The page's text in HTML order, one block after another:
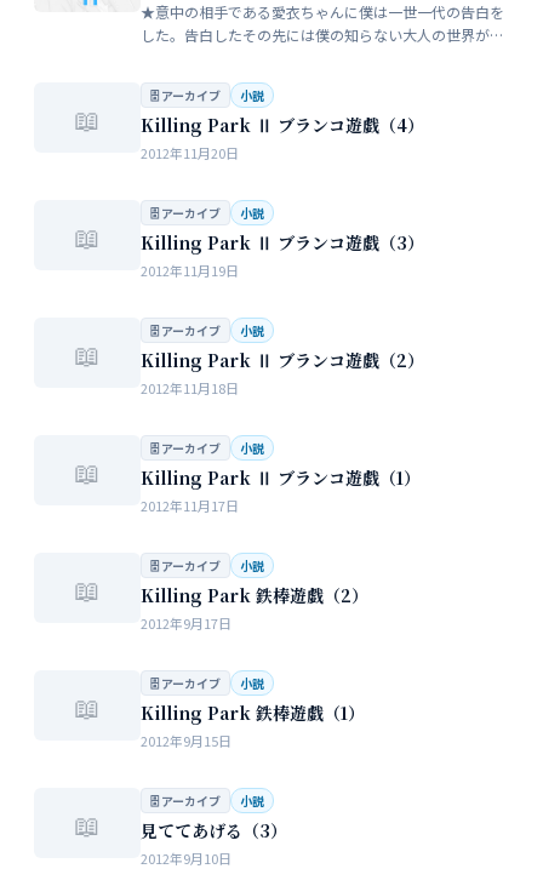
★意中の相手である愛衣ちゃんに僕は一世一代の告白を
した。告白したその先には僕の知らない大人の世界が待
る常識。。。…
📖
🗄 アーカイブ 小説
Killing Park Ⅱ ブランコ遊戯（4）
2012年11月20日
📖
🗄 アーカイブ 小説
Killing Park Ⅱ ブランコ遊戯（3）
2012年11月19日
📖
🗄 アーカイブ 小説
Killing Park Ⅱ ブランコ遊戯（2）
2012年11月18日
📖
🗄 アーカイブ 小説
Killing Park Ⅱ ブランコ遊戯（1）
2012年11月17日
📖
🗄 アーカイブ 小説
Killing Park 鉄棒遊戯（2）
2012年9月17日
📖
🗄 アーカイブ 小説
Killing Park 鉄棒遊戯（1）
2012年9月15日
📖
🗄 アーカイブ 小説
見ててあげる（3）
2012年9月10日